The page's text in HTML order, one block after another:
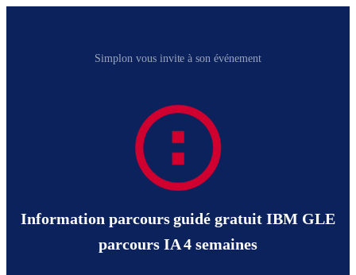
Simplon vous invite à son événement
Information parcours guidé gratuit IBM GLE
parcours IA 4 semaines